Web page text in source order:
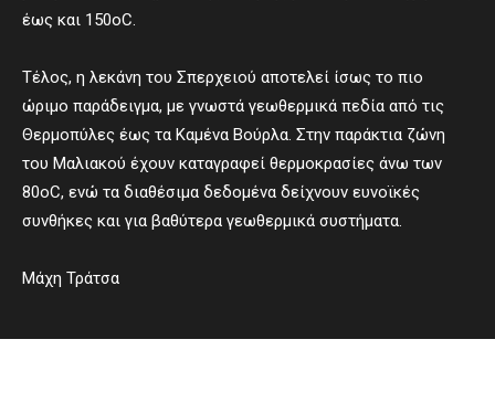
έως και 150οC.
Τέλος, η λεκάνη του Σπερχειού αποτελεί ίσως το πιο
ώριμο παράδειγμα, με γνωστά γεωθερμικά πεδία από τις
Θερμοπύλες έως τα Καμένα Βούρλα. Στην παράκτια ζώνη
του Μαλιακού έχουν καταγραφεί θερμοκρασίες άνω των
80οC, ενώ τα διαθέσιμα δεδομένα δείχνουν ευνοϊκές
συνθήκες και για βαθύτερα γεωθερμικά συστήματα.
Μάχη Τράτσα